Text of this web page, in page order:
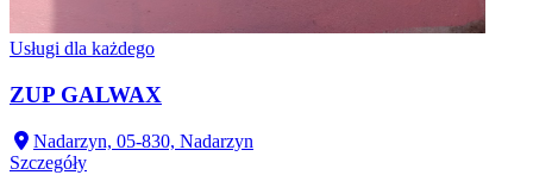
Usługi dla każdego
ZUP GALWAX
Nadarzyn, 05-830, Nadarzyn
Szczegóły